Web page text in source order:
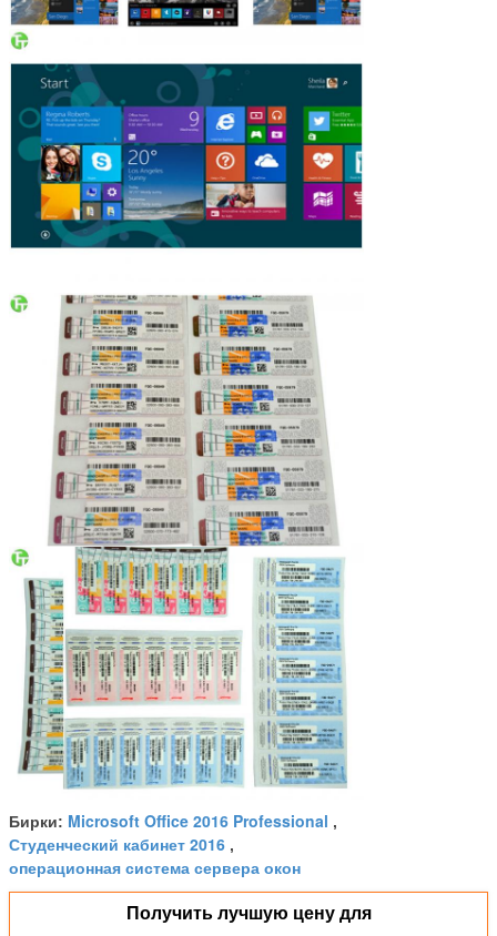
Бирки: Microsoft Office 2016 Professional ,
Студенческий кабинет 2016 ,
операционная система сервера окон
Получить лучшую цену для